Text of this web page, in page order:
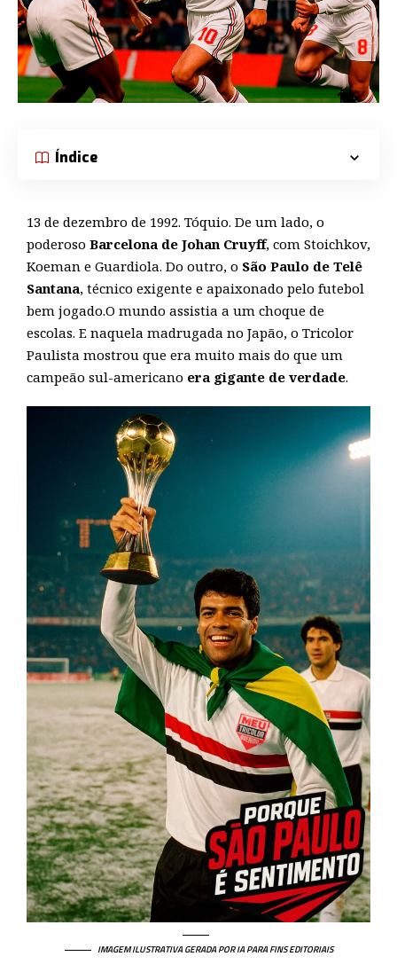
Índice
13 de dezembro de 1992. Tóquio. De um lado, o
poderoso Barcelona de Johan Cruyff, com Stoichkov,
Koeman e Guardiola. Do outro, o São Paulo de Telê
Santana, técnico exigente e apaixonado pelo futebol
bem jogado.O mundo assistia a um choque de
escolas. E naquela madrugada no Japão, o Tricolor
Paulista mostrou que era muito mais do que um
campeão sul-americano era gigante de verdade.
IMAGEM ILUSTRATIVA GERADA POR IA PARA FINS EDITORIAIS